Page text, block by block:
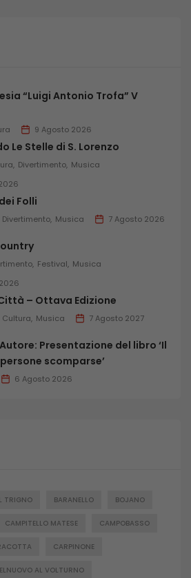
“Luigi Antonio Trofa” V
9 Agosto 2026
Le Stelle di S. Lorenzo
Divertimento Musica
Folli
Divertimento Musica 7 Agosto 2026
Festival Musica
– Ottava Edizione
Cultura Musica 7 Agosto 2027
Presentazione del libro ‘Il
scomparse’
6 Agosto 2026
TRIGNO BARANELLO BOJANO
CAMPITELLO MATESE CAMPOBASSO
CARPINONE
AL VOLTURNO